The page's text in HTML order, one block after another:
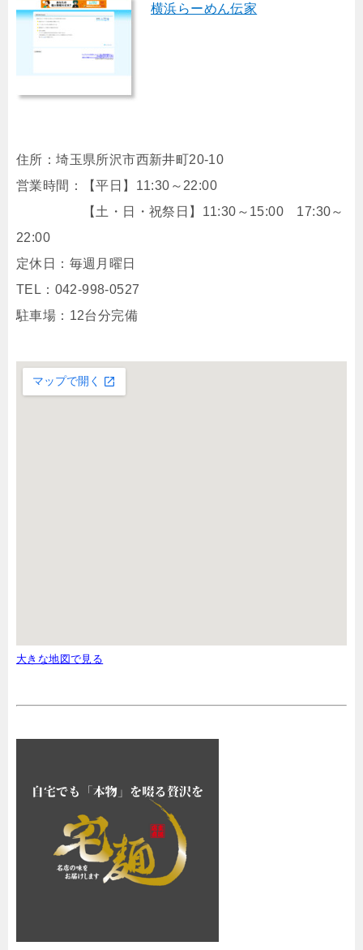
横浜らーめん伝家
住所：埼玉県所沢市西新井町20-10
営業時間：【平日】11:30～22:00
【土・日・祝祭日】11:30～15:00 17:30～
22:00
定休日：毎週月曜日
TEL：042-998-0527
駐車場：12台分完備
大きな地図で見る